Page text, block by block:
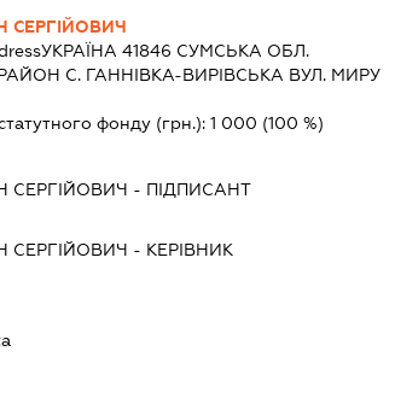
СЕРГІЙОВИЧ
УКРАЇНА 41846 СУМСЬКА ОБЛ.
С. ГАННІВКА-ВИРІВСЬКА ВУЛ. МИРУ
фонду (грн.): 1 000 (100 %)
СЕРГІЙОВИЧ - ПІДПИСАНТ
СЕРГІЙОВИЧ - КЕРІВНИК